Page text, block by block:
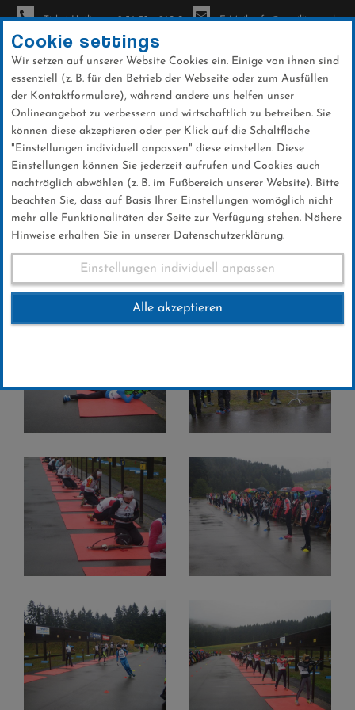
Direkt
zum
Inhalt
Ticket-Hotline: +49 56 32 - 960-0 E-Mail: info@sc-willingen.de
Galerien
Nordcup Sa.01.10.2016
Cookie settings
Wir setzen auf unserer Website Cookies ein. Einige von ihnen sind
essenziell (z. B. für den Betrieb der Webseite oder zum Ausfüllen
der Kontaktformulare), während andere uns helfen unser
Onlineangebot zu verbessern und wirtschaftlich zu betreiben. Sie
können diese akzeptieren oder per Klick auf die Schaltfläche
"Einstellungen individuell anpassen" diese einstellen. Diese
Einstellungen können Sie jederzeit aufrufen und Cookies auch
nachträglich abwählen (z. B. im Fußbereich unserer Website). Bitte
beachten Sie, dass auf Basis Ihrer Einstellungen womöglich nicht
mehr alle Funktionalitäten der Seite zur Verfügung stehen. Nähere
Hinweise erhalten Sie in unserer Datenschutzerklärung.
Einstellungen individuell anpassen
Alle akzeptieren